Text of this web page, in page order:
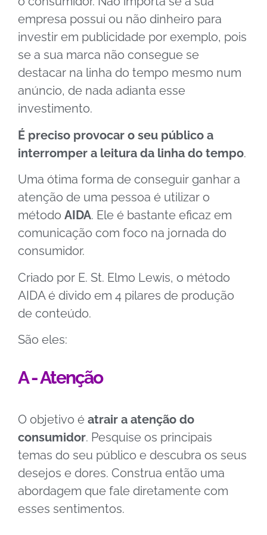
empresa possui ou não dinheiro para
investir em publicidade por exemplo, pois
se a sua marca não consegue se
destacar na linha do tempo mesmo num
anúncio, de nada adianta esse
investimento.
É preciso provocar o seu público a
interromper a leitura da linha do tempo.
Uma ótima forma de conseguir ganhar a
atenção de uma pessoa é utilizar o
método AIDA. Ele é bastante eficaz em
comunicação com foco na jornada do
consumidor.
Criado por E. St. Elmo Lewis, o método
AIDA é divido em 4 pilares de produção
de conteúdo.
São eles:
A - Atenção
O objetivo é atrair a atenção do
consumidor. Pesquise os principais
temas do seu público e descubra os seus
desejos e dores. Construa então uma
abordagem que fale diretamente com
esses sentimentos.